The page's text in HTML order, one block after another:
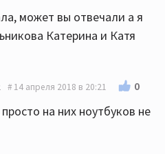
может вы отвечали а я
Катерина и Катя
14 апреля 2018 в 20:21 0
на них ноутбуков не